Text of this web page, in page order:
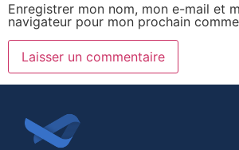
Enregistrer mon nom, mon e-mail et
navigateur pour mon prochain